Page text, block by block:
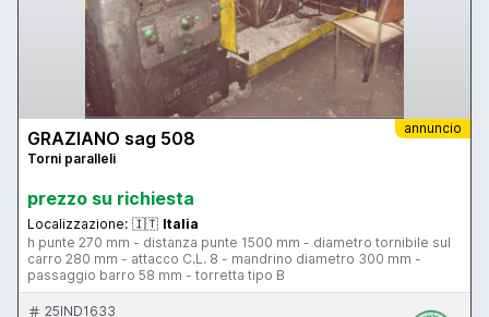
annuncio
GRAZIANO sag 508
Torni paralleli
prezzo su richiesta
Localizzazione: 🇮🇹 Italia
h punte 270 mm - distanza punte 1500 mm - diametro tornibile sul
carro 280 mm - attacco C.L. 8 - mandrino diametro 300 mm -
passaggio barro 58 mm - torretta tipo B
25IND1633